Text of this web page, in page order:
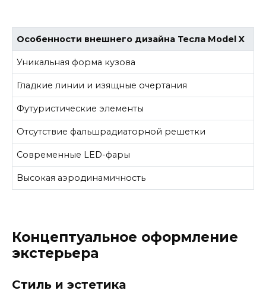
Особенности внешнего дизайна Тесла Model X
Уникальная форма кузова
Гладкие линии и изящные очертания
Футуристические элементы
Отсутствие фальшрадиаторной решетки
Современные LED-фары
Высокая аэродинамичность
Концептуальное оформление
экстерьера
Стиль и эстетика